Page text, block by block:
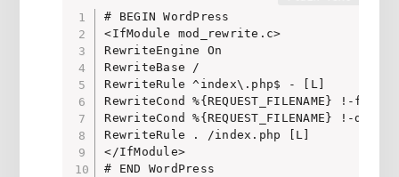
# BEGIN WordPress
<IfModule mod_rewrite.c>
RewriteEngine On
RewriteBase /
RewriteRule ^index\.php$ - [L]
RewriteCond %{REQUEST_FILENAME} !-f
RewriteCond %{REQUEST_FILENAME} !-d
RewriteRule . /index.php [L]
</IfModule>
# END WordPress